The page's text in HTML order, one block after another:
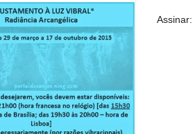
Assinar: